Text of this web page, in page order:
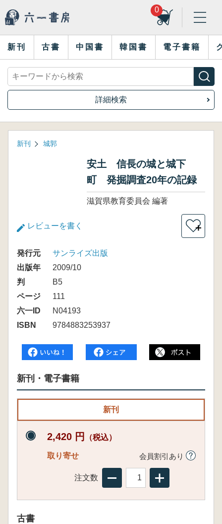
0
新刊 古書 中国書 韓国書 電子書籍
詳細検索
新刊 城郭
安土 信長の城と城下
町 発掘調査20年の記録
滋賀県教育委員会 編著
レビューを書く ＋
発行元
サンライズ出版
出版年
2009/10
判
B5
ページ
111
六一ID
N04193
ISBN
9784883253937
新刊・電子書籍
新刊
2,420 円 （税込）
取り寄せ 会員割引あり
注文数
古書